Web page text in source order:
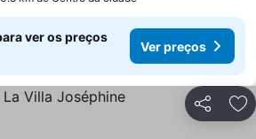
ver os preços
Ver preços
Partilhar